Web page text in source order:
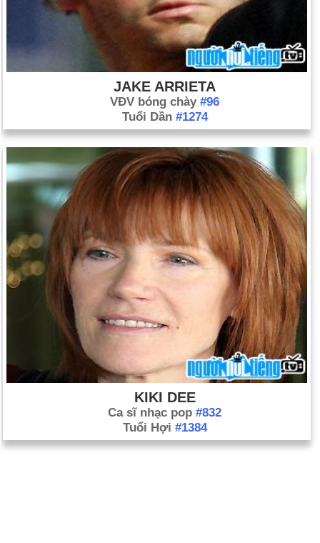
JAKE ARRIETA
VĐV bóng chày #96
Tuổi Dần #1274
KIKI DEE
Ca sĩ nhạc pop #832
Tuổi Hợi #1384